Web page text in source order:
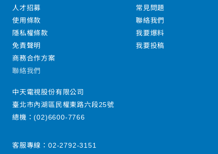
人才招募
使用條款
隱私權條款
免責聲明
商務合作方案
常見問題
聯絡我們
我要爆料
我要投稿
聯絡我們
中天電視股份有限公司
臺北市內湖區民權東路六段25號
總機：(02)6600-7766
客服專線： 02-2792-3151